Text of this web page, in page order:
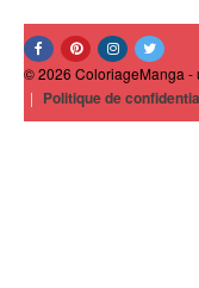
© 2026 ColoriageManga -
| Politique de